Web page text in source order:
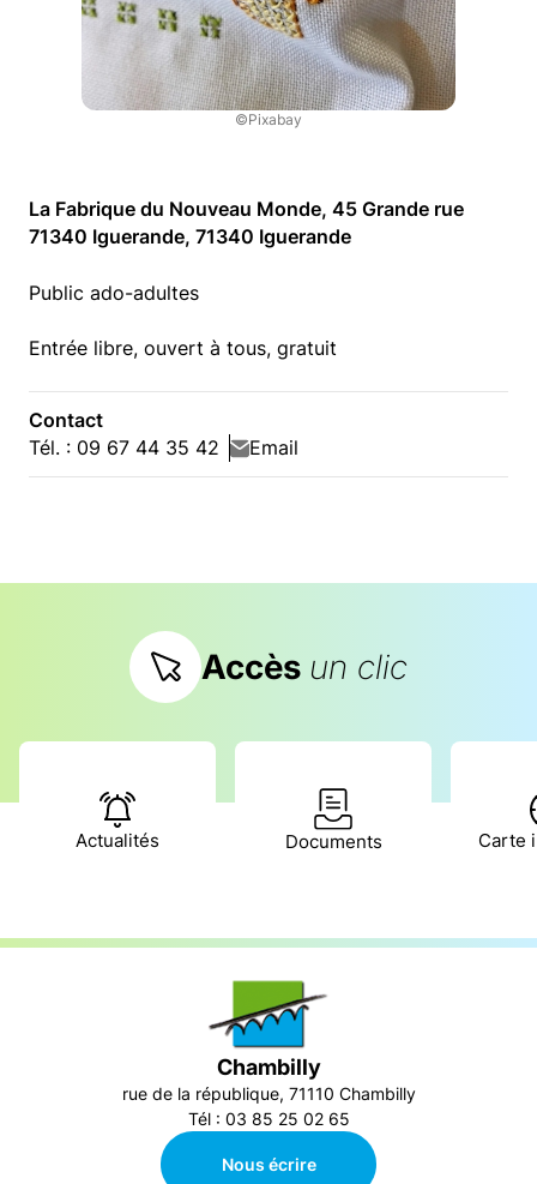
©Pixabay
La Fabrique du Nouveau Monde, 45 Grande rue
71340 Iguerande, 71340 Iguerande
Public ado-adultes
Entrée libre, ouvert à tous, gratuit
Contact
Tél. : 09 67 44 35 42
Email
Accès un clic
Actualités Documents Carte
Chambilly
rue de la république, 71110 Chambilly
Tél : 03 85 25 02 65
Nous écrire